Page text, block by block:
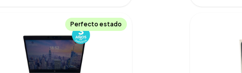
Perfecto estado